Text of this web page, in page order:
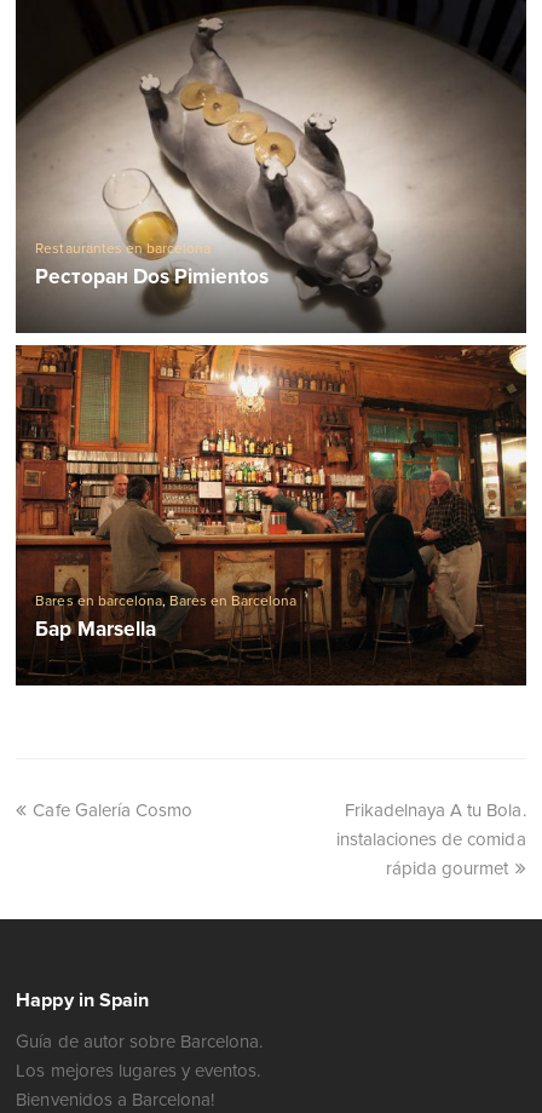
Restaurantes en barcelona
Ресторан Dos Pimientos
Bares en barcelona, Bares en Barcelona
Бар Marsella
Cafe Galería Cosmo
Frikadelnaya A tu Bola.
instalaciones de comida
rápida gourmet
Happy in Spain
Guía de autor sobre Barcelona.
Los mejores lugares y eventos.
Bienvenidos a Barcelona!